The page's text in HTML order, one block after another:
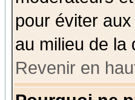
pour éviter
au milieu de la
Revenir en